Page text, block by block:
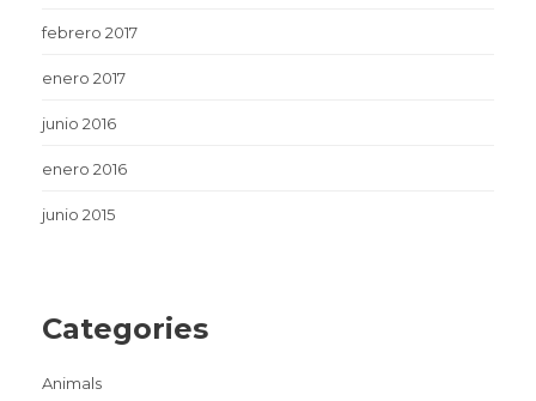
febrero 2017
enero 2017
junio 2016
enero 2016
junio 2015
Categories
Animals